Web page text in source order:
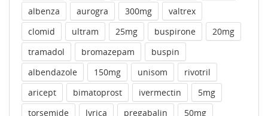
albenza
aurogra 300mg
valtrex
clomid
ultram 25mg buspirone
20mg
tramadol
bromazepam
buspin
albendazole
150mg unisom
rivotril
aricept
bimatoprost ivermectin
5mg
torsemide
lyrica pregabalin
50mg